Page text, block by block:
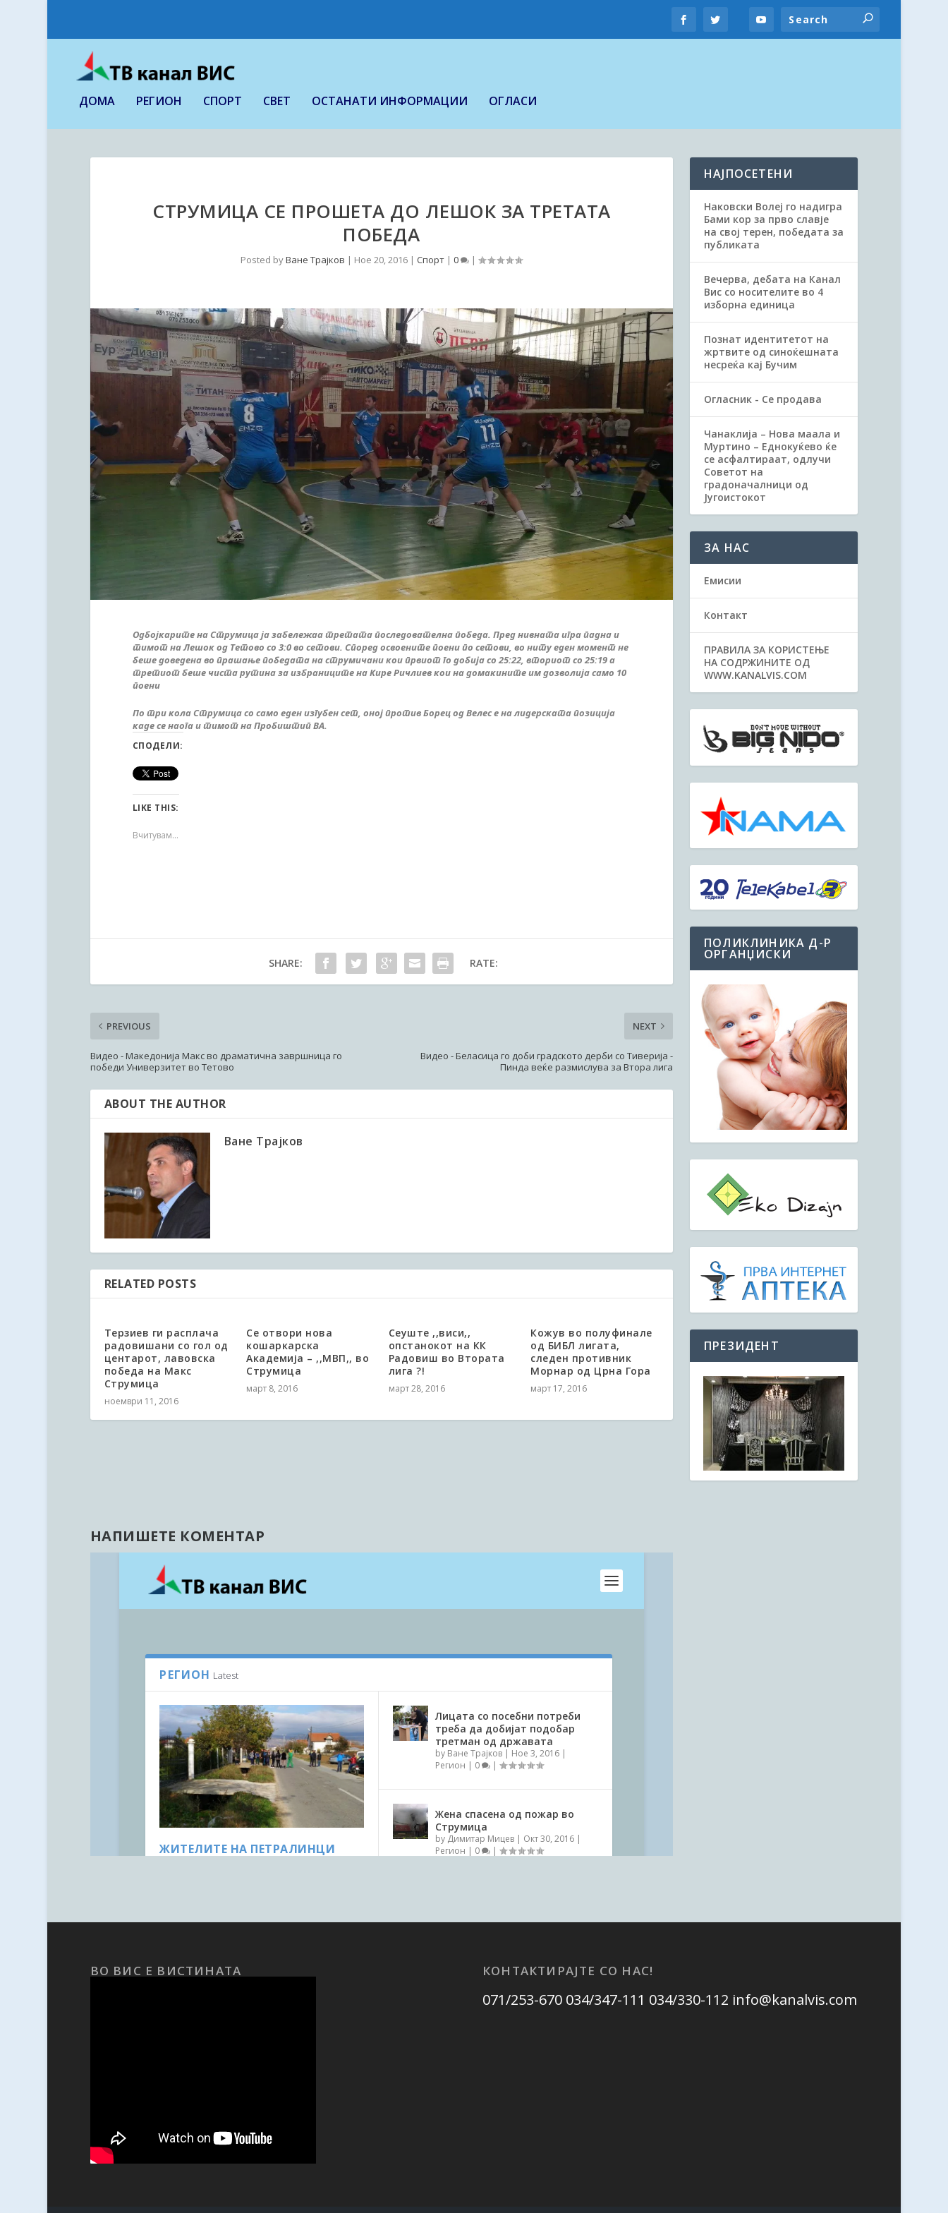
ДОМА РЕГИОН СПОРТ СВЕТ ОСТАНАТИ ИНФОРМАЦИИ ОГЛАСИ
СТРУМИЦА СЕ ПРОШЕТА ДО ЛЕШОК ЗА ТРЕТАТА
ПОБЕДА
Posted byВане Трајков | Ное 20, 2016 | Спорт |0 |
Oдбојкарите на Струмица ја забележаа третата последователна победа. Пред нивната игра падна и
тимот на Лешок од Тетово со 3:0 во сетови. Според освоените поени по сетови, во ниту еден момент не
беше доведена во прашање победата на струмичани кои првиот го добија со 25:22, вториот со 25:19 а
третиот беше чиста рутина за избраниците на Кире Ричлиев кои на домакините им дозволија само 10
поени
По три кола Струмица со само еден изгубен сет, оној против Борец од Велес е на лидерската позиција
каде се наога и тимот на Пробиштип ВА.
СПОДЕЛИ:
LIKE THIS:
Вчитувам...
SHARE: RATE:
PREVIOUS
Видео - Македонија Макс во драматична завршница го
победи Универзитет во Тетово
NEXT
Видео - Беласица го доби градското дерби со Тиверија -
Пинда веќе размислува за Втора лига
ABOUT THE AUTHOR
Ване Трајков
RELATED POSTS
Терзиев ги расплача
радовишани со гол од
центарот, лавовска
победа на Макс
Струмица
ноември 11, 2016
Се отвори нова
кошаркарска
Академија – ,,МВП,, во
Струмица
март 8, 2016
Сеуште ,,виси,,
опстанокот на КК
Радовиш во Втората
лига ?!
март 28, 2016
Кожув во полуфинале
од БИБЛ лигата,
следен противник
Морнар од Црна Гора
март 17, 2016
НАПИШЕТЕ КОМЕНТАР
НАЈПОСЕТЕНИ
Наковски Волеј го надигра
Бами кор за прво славје
на свој терен, победата за
публиката
Вечерва, дебата на Канал
Вис со носителите во 4
изборна единица
Познат идентитетот на
жртвите од синоќешната
несреќа кај Бучим
Огласник - Се продава
Чанаклија – Нова маала и
Муртино – Еднокуќево ќе
се асфалтираат, одлучи
Советот на
градоначалници од
Југоистокот
ЗА НАС
Емисии
Контакт
ПРАВИЛА ЗА КОРИСТЕЊЕ
НА СОДРЖИНИТЕ ОД
WWW.KANALVIS.COM
ПОЛИКЛИНИКА Д-Р
ОРГАНЏИСКИ
ПРЕЗИДЕНТ
ВО ВИС Е ВИСТИНАТА КОНТАКТИРАЈТЕ СО НАС!
071/253-670 034/347-111 034/330-112 info@kanalvis.com